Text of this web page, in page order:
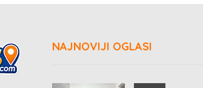
NAJNOVIJI OGLASI